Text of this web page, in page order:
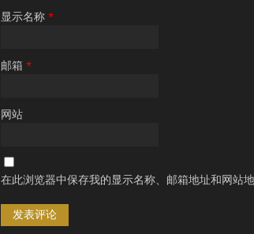
显示名称 *
邮箱 *
网站
在此浏览器中保存我的显示名称、邮箱地址和网站